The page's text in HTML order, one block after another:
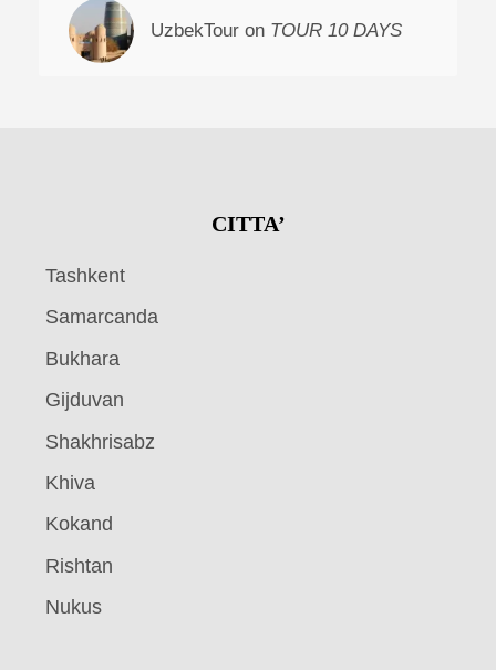
UzbekTour on TOUR 10 DAYS
CITTA’
Tashkent
Samarcanda
Bukhara
Gijduvan
Shakhrisabz
Khiva
Kokand
Rishtan
Nukus